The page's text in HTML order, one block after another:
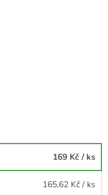
169 Kč / ks
165,62 Kč / ks